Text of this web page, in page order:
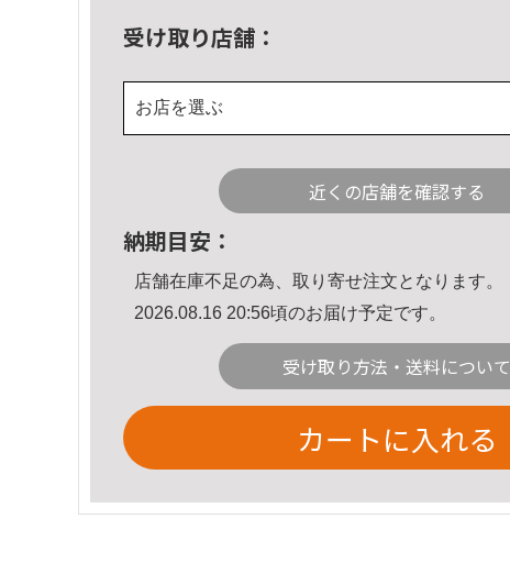
受け取り店舗：
お店を選ぶ
近くの店舗を確認する
納期目安：
店舗在庫不足の為、取り寄せ注文となります。
2026.08.16 20:56頃のお届け予定です。
受け取り方法・送料について
カートに入れる